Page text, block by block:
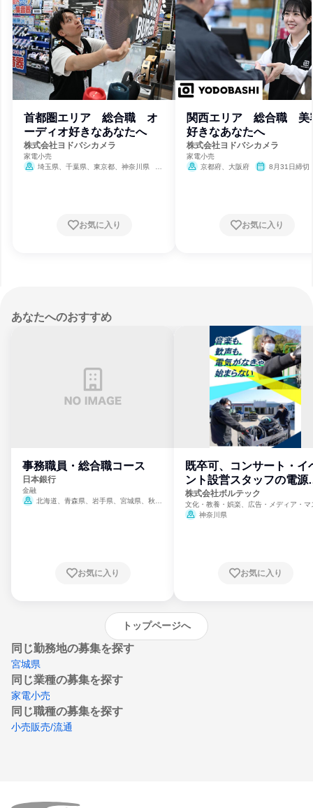
首都圏エリア 総合職 オ
ーディオ好きなあなたへ
株式会社ヨドバシカメラ
家電小売
埼玉県、千葉県、東京都、神奈川県
お気に入り
関西エリア 総合職 美
好きなあなたへ
株式会社ヨドバシカメラ
家電小売
京都府、大阪府
8月31日締切
お気に入り
あなたへのおすすめ
事務職員・総合職コース
日本銀行
金融
北海道、青森県、岩手県、宮城県、秋田
崎県、熊本県、大分県、宮崎県、鹿児島県、
お気に入り
既卒可、コンサート・イ
ント設営スタッフの電源
門
株式会社ボルテック
文化・教養・娯楽、広告・メディア・マ
ミ、電力・ガス・水道・エネルギー
神奈川県
お気に入り
トップページへ
同じ勤務地の募集を探す
宮城県
同じ業種の募集を探す
家電小売
同じ職種の募集を探す
小売販売/流通